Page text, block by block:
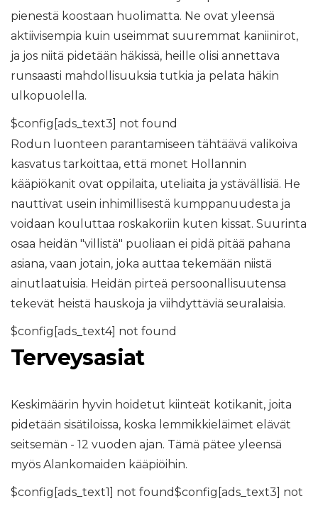
pienestä koostaan ​​huolimatta. Ne ovat yleensä
aktiivisempia kuin useimmat suuremmat kaniinirot,
ja jos niitä pidetään häkissä, heille olisi annettava
runsaasti mahdollisuuksia tutkia ja pelata häkin
ulkopuolella.
$config[ads_text3] not found
Rodun luonteen parantamiseen tähtäävä valikoiva
kasvatus tarkoittaa, että monet Hollannin
kääpiökanit ovat oppilaita, uteliaita ja ystävällisiä. He
nauttivat usein inhimillisestä kumppanuudesta ja
voidaan kouluttaa roskakoriin kuten kissat. Suurinta
osaa heidän "villistä" puoliaan ei pidä pitää pahana
asiana, vaan jotain, joka auttaa tekemään niistä
ainutlaatuisia. Heidän pirteä persoonallisuutensa
tekevät heistä hauskoja ja viihdyttäviä seuralaisia.
$config[ads_text4] not found
Terveysasiat
Keskimäärin hyvin hoidetut kiinteät kotikanit, joita
pidetään sisätiloissa, koska lemmikkieläimet elävät
seitsemän - 12 vuoden ajan. Tämä pätee yleensä
myös Alankomaiden kääpiöihin.
$config[ads_text1] not found$config[ads_text3] not